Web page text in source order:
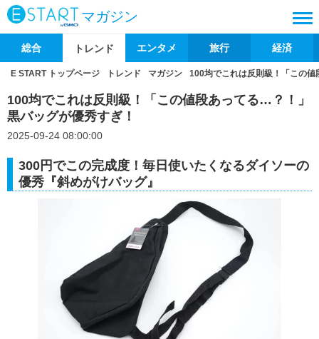
マガジン
総合 トレンド エンタメ 旅行 経済
E START トップページ トレンド マガジン 100均でこれは反則級！「この
100均でこれは反則級！「この値段あってる…？！」
黒バッグが優秀すぎ！
2025-09-24 08:00:00
300円でこの完成度！毎日使いたくなるダイソーの
優秀『斜めがけバッグ』